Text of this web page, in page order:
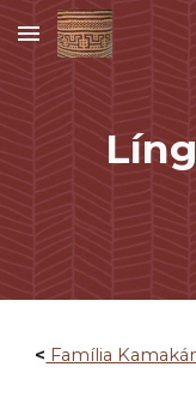
Skip to main content
< Família